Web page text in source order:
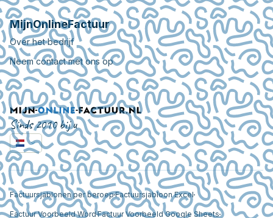
MijnOnlineFactuur
Over het bedrijf
Neem contact met ons op
Sinds 2010 bij u
Factuursjablonen per beroepFactuursjabloon Excel
Factuur Voorbeeld WordFactuur Voorbeeld Google Sheets